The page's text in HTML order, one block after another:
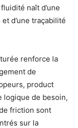
naît d’une
d’une traçabilité
renforce la
de
product
logique de besoin,
friction sont
sur la